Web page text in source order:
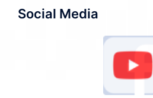
Social Media